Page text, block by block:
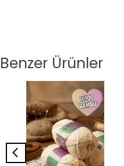
Benzer Ürünler